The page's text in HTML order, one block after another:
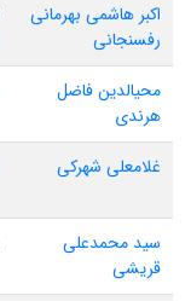
اکبر هاشمی بهرمانی
رفسنجانی
محیالدین فاضل
هرندی
غلامعلی شهرکی
سید محمدعلی
قریشی